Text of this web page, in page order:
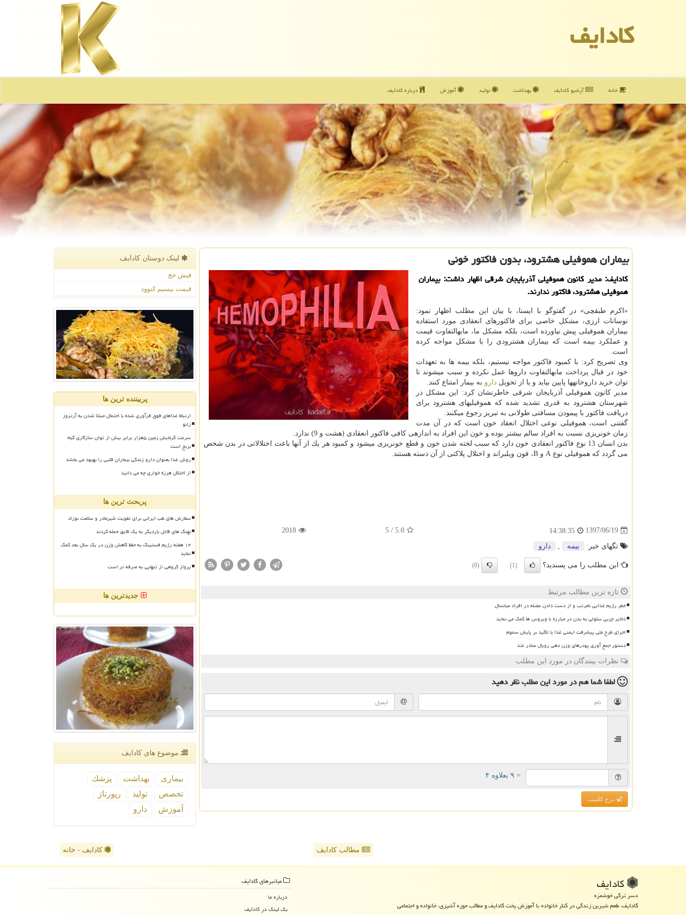
كادایف
خانه آرشیو كادایف بهداشت تولید آموزش درباره كادایف
بیماران هموفیلی هشترود، بدون فاكتور خونی
كادایف: مدیر كانون هموفیلی آذربایجان شرقی اظهار داشت: بیماران
هموفیلی هشترود، فاكتور ندارند.
«اكرم طبقچی» در گفت‎وگو با ایسنا، با بیان این مطلب اظهار نمود:
نوسانات ارزی، مشكل خاصی برای فاكتورهای انعقادی مورد استفاده
بیماران هموفیلی پیش نیاورده است، بلكه مشكل ما، مابه‎التفاوت قیمت
و عملكرد بیمه است كه بیماران هشترودی را با مشكل مواجه كرده
است.
وی تصریح كرد: با كمبود فاكتور مواجه نیستیم، بلكه بیمه ‏ها به تعهدات
خود در قبال پرداخت مابه‎التفاوت داروها عمل نكرده و سبب می‎شوند تا
توان خرید داروخانه‎ها پایین بیاید و یا از تحویل
دارو به بیمار امتناع كنند.
مدیر كانون هموفیلی آذربایجان شرقی خاطرنشان كرد: این مشكل در
شهرستان هشترود به قدری تشدید شده كه هموفیلی‎های هشترود برای
دریافت فاكتور با پیمودن مسافتی طولانی به تبریز رجوع می‎كنند.
گفتنی است، هموفیلی نوعی اختلال انعقاد خون است كه در آن مدت
زمان خونریزی نسبت به افراد سالم بیشتر بوده و خون این افراد به اندازه‎ی كافی فاكتور انعقادی (هشت و 9) ندارد.
بدن انسان 13 نوع فاكتور انعقادی خون دارد كه سبب لخته شدن خون و قطع خونریزی می‎شود و كمبود هر یك از آن‎ها باعث اختلالاتی در بدن شخص
می گردد كه هموفیلی نوع A و B، فون ویلبراند و اختلال پلاكتی از آن دسته هستند.
1397/06/19
14:38:35
5.0
/
5
2018
تگهای خبر: بیمه , دارو
این مطلب را می پسندید؟ (1)
(0)
تازه ترین مطالب مرتبط
خطر رژیم غذایی نامرتب و از دست دادن عضله در افراد میانسال
ذخایر چربی سلولی به بدن در مبارزه با ویروس ها کمک می نماید
اجرای طرح ملی پیشرفت ایمنی غذا با تأکید بر پایش سموم
دستور جمع آوری پودرهای وزن دهی رویال صادر شد
نظرات بینندگان در مورد این مطلب
لطفا شما همدر مورد این مطلبنظر دهید
= ۹ بعلاوه ۴
درج کامنت
لینک دوستان كادایف
فیش حج
قیمت بیسیم کنوود
پربیننده ترین ها
ارتباط غذاهای فوق فرآوری شده با احتمال مبتلا شدن به آرتروز
زانو
سرعت گرمایش زمین ۵هزار برابر بیش از توان سازگاری گیاه
برنج است
روش غذا بعنوان دارو زندگی بیماران قلبی را بهبود می بخشد
از اختلال هرزه خواری چه می دانید
پربحث ترین ها
سفارش های طب ایرانی برای تقویت شیرمادر و سلامت نوزاد
نهنگ های قاتل باردیگر به یک قایق حمله کردند
۱۲ هفته رژیم فستینگ به حفظ کاهش وزن در یک سال بعد کمک
نماید
پرواز گروهی از تنهایی به صرفه تر است
جدیدترین ها
موضوع های كادایف
بیماری بهداشت
پزشك
تخصص
تولید
رپورتاژ
آموزش
دارو
مطالب کادایف کادایف - خانه
كادایف
دسر ترکی خوشمزه
کادایف، طعم شیرین زندگی در کنار خانواده با آموزش پخت کادایف و مطالب حوزه آشپزی، خانواده و اجتماعی
میانبرهای كادایف
درباره ما
بک لینک در كادایف